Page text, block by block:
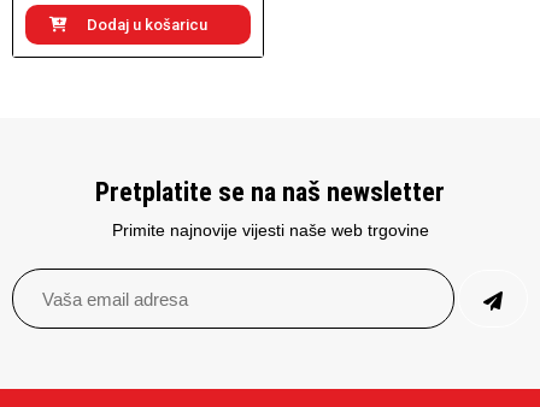
Dodaj u košaricu
Pretplatite se na naš newsletter
Primite najnovije vijesti naše web trgovine